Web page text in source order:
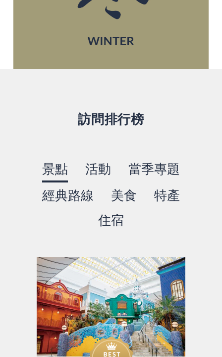
訪問排行榜
景點 活動
當季專題
經典路線
美食
特產
住宿